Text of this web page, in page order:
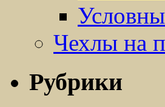
Чехлы на
Рубрики